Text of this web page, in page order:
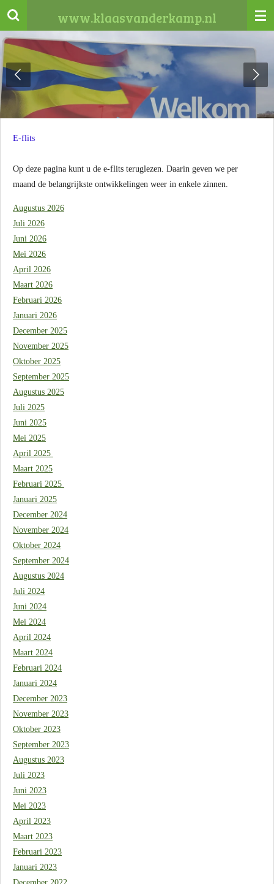
Ga
naar
hoofdinhoud
www.klaasvanderkamp.nl
E-flits
Op deze pagina kunt u de e-flits teruglezen. Daarin geven we per
maand de belangrijkste ontwikkelingen weer in enkele zinnen.
Augustus 2026
Juli 2026
Juni 2026
Mei 2026
April 2026
Maart 2026
Februari 2026
Januari 2026
December 2025
November 2025
Oktober 2025
September 2025
Augustus 2025
Juli 2025
Juni 2025
Mei 2025
April 2025
Maart 2025
Februari 2025
Januari 2025
December 2024
November 2024
Oktober 2024
September 2024
Augustus 2024
Juli 2024
Juni 2024
Mei 2024
April 2024
Maart 2024
Februari 2024
Januari 2024
December 2023
November 2023
Oktober 2023
September 2023
Augustus 2023
Juli 2023
Juni 2023
Mei 2023
April 2023
Maart 2023
Februari 2023
Januari 2023